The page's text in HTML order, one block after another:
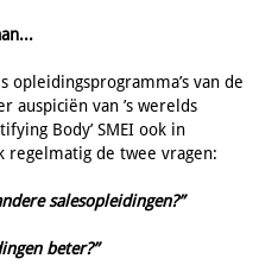
opleidingsprogramma’s van de
auspiciën van ’s werelds
Body’ SMEI ook in
regelmatig de twee vragen:
salesopleidingen?”
beter?”